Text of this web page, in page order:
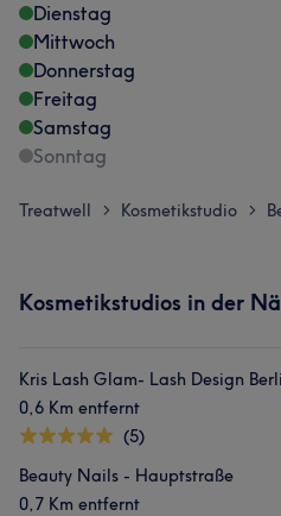
Dienstag
Mittwoch
Donnerstag
Freitag
Samstag
Sonntag
Treatwell > Kosmetikstudio >
Kosmetikstudios in der
Kris Lash Glam- Lash Design
0,6 Km entfernt
(5)
Beauty Nails - Hauptstraße
0,7 Km entfernt